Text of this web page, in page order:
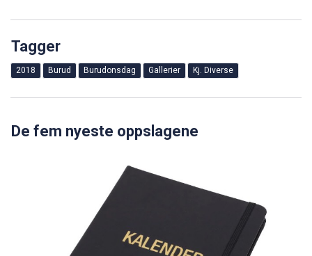
Tagger
2018 Burud Burudonsdag Gallerier Kj. Diverse
De fem nyeste oppslagene